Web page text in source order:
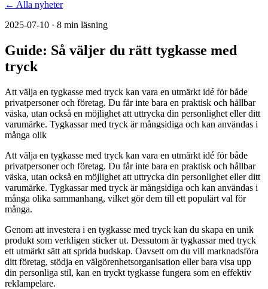
← Alla nyheter
2025-07-10 · 8 min läsning
Guide: Så väljer du rätt tygkasse med
tryck
Att välja en tygkasse med tryck kan vara en utmärkt idé för både
privatpersoner och företag. Du får inte bara en praktisk och hållbar
väska, utan också en möjlighet att uttrycka din personlighet eller ditt
varumärke. Tygkassar med tryck är mångsidiga och kan användas i
många olik
Att välja en tygkasse med tryck kan vara en utmärkt idé för både
privatpersoner och företag. Du får inte bara en praktisk och hållbar
väska, utan också en möjlighet att uttrycka din personlighet eller ditt
varumärke. Tygkassar med tryck är mångsidiga och kan användas i
många olika sammanhang, vilket gör dem till ett populärt val för
många.
Genom att investera i en tygkasse med tryck kan du skapa en unik
produkt som verkligen sticker ut. Dessutom är tygkassar med tryck
ett utmärkt sätt att sprida budskap. Oavsett om du vill marknadsföra
ditt företag, stödja en välgörenhetsorganisation eller bara visa upp
din personliga stil, kan en tryckt tygkasse fungera som en effektiv
reklampelare.